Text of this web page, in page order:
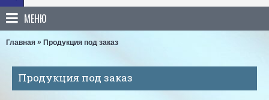
МЕНЮ
Главная » Продукция под заказ
Продукция под заказ